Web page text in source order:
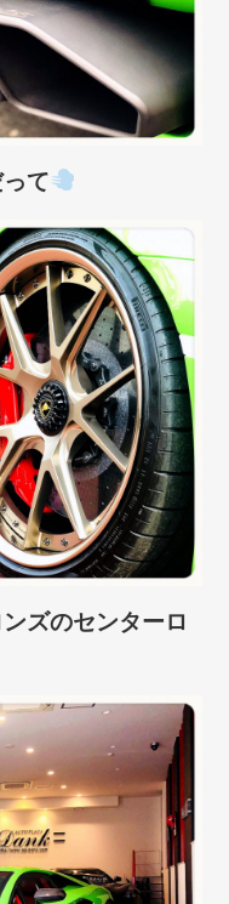
て
ズのセンターロ